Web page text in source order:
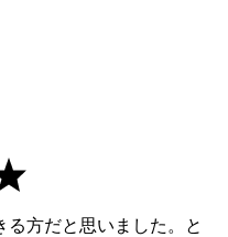
る方だと思いました。と